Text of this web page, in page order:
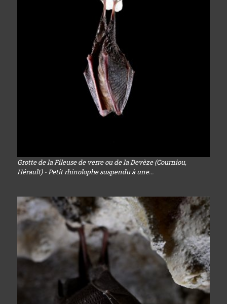
Grotte de la Fileuse de verre ou de la Devèze (Courniou,
Hérault) - Petit rhinolophe suspendu à une...